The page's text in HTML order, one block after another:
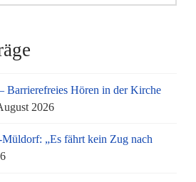
Barrierefreies Hören in der Kirche
2026
„Es fährt kein Zug nach